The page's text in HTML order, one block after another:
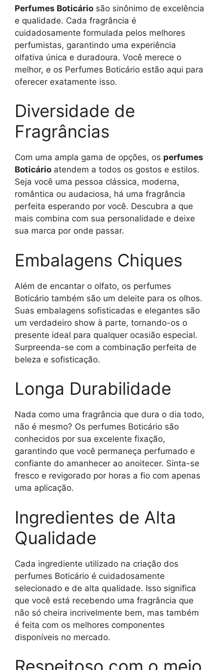
Perfumes Boticário são sinônimo de excelência
e qualidade. Cada fragrância é
cuidadosamente formulada pelos melhores
perfumistas, garantindo uma experiência
olfativa única e duradoura. Você merece o
melhor, e os Perfumes Boticário estão aqui para
oferecer exatamente isso.
Diversidade de
Fragrâncias
Com uma ampla gama de opções, os perfumes
Boticário atendem a todos os gostos e estilos.
Seja você uma pessoa clássica, moderna,
romântica ou audaciosa, há uma fragrância
perfeita esperando por você. Descubra a que
mais combina com sua personalidade e deixe
sua marca por onde passar.
Embalagens Chiques
Além de encantar o olfato, os perfumes
Boticário também são um deleite para os olhos.
Suas embalagens sofisticadas e elegantes são
um verdadeiro show à parte, tornando-os o
presente ideal para qualquer ocasião especial.
Surpreenda-se com a combinação perfeita de
beleza e sofisticação.
Longa Durabilidade
Nada como uma fragrância que dura o dia todo,
não é mesmo? Os perfumes Boticário são
conhecidos por sua excelente fixação,
garantindo que você permaneça perfumado e
confiante do amanhecer ao anoitecer. Sinta-se
fresco e revigorado por horas a fio com apenas
uma aplicação.
Ingredientes de Alta
Qualidade
Cada ingrediente utilizado na criação dos
perfumes Boticário é cuidadosamente
selecionado e de alta qualidade. Isso significa
que você está recebendo uma fragrância que
não só cheira incrivelmente bem, mas também
é feita com os melhores componentes
disponíveis no mercado.